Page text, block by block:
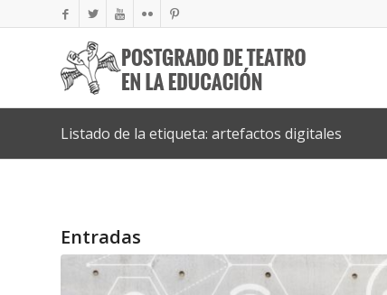
Listado de la etiqueta: artefactos digitales
Entradas